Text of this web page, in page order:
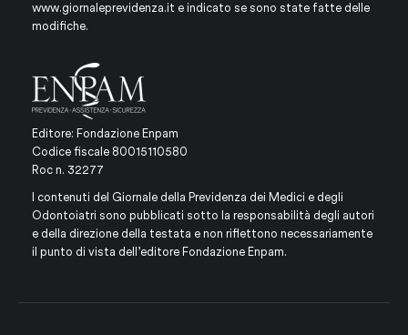
www.giornaleprevidenza.it e indicato se sono state fatte delle
modifiche.
Editore: Fondazione Enpam
Codice fiscale 80015110580
Roc n. 32277
I contenuti del Giornale della Previdenza dei Medici e degli
Odontoiatri sono pubblicati sotto la responsabilità degli autori
e della direzione della testata e non riflettono necessariamente
il punto di vista dell’editore Fondazione Enpam.